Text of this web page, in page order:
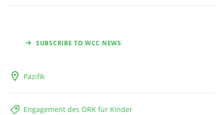
SUBSCRIBE TO WCC NEWS
Pazifik
Engagement des ÖRK für Kinder